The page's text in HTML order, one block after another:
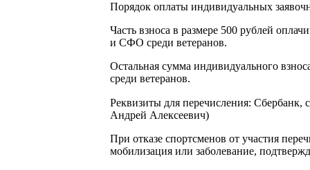
Порядок оплаты индивидуальных
Часть взноса в размере 500 рублей
и СФО среди ветеранов.
Остальная сумма индивидуального
среди ветеранов.
Реквизиты для перечисления:
Андрей Алексеевич)
При отказе спортсменов от участия
мобилизация или заболевание,